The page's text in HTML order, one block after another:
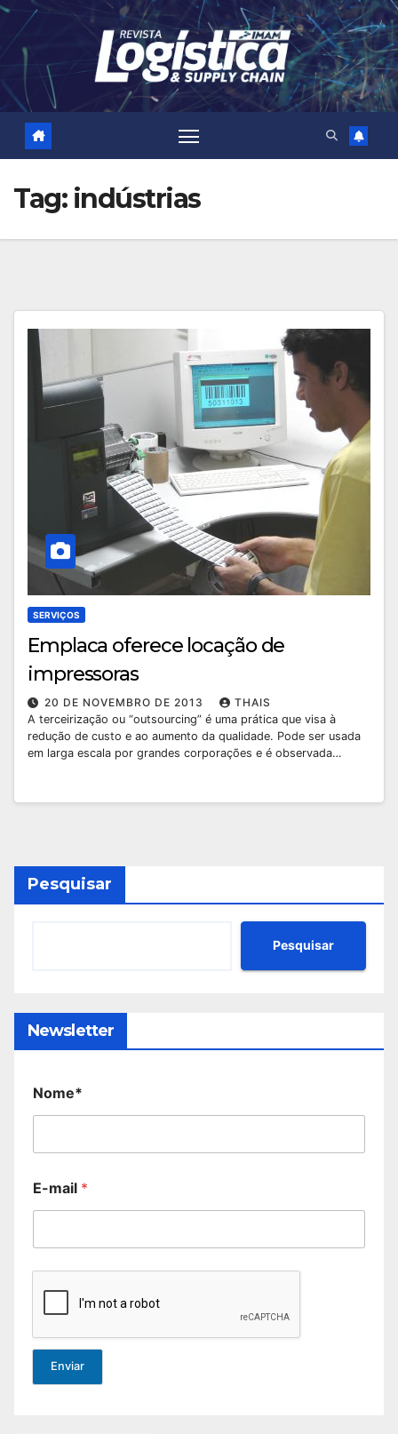
Skip
content
Tag: indústrias
SERVIÇOS
Emplaca oferece locação de
impressoras
20 DE NOVEMBRO DE 2013
THAIS
A terceirização ou “outsourcing” é uma prática que visa à
redução de custo e ao aumento da qualidade. Pode ser usada
em larga escala por grandes corporações e é observada…
Pesquisar
Pesquisar
Newsletter
Nome*
E-mail *
Enviar